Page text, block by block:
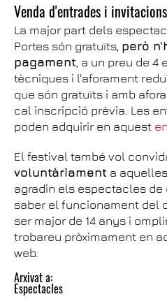
Venda d'entrades i invitacions
La major part dels
Portes són gratuïts, però
pagament, a un preu de 4
tècniques i l'aforament
que són gratuïts i amb
cal inscripció prèvia. Les
poden adquirir en aquest
El festival també vol
voluntàriament a
agradin els espectacles
saber el funcionament del
ser major de 14 anys i
trobareu pròximament en
web.
Arxivat a:
Espectacles